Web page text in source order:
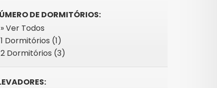
DE DORMITÓRIOS:
» Ver Todos
1 Dormitórios (1)
2 Dormitórios (3)